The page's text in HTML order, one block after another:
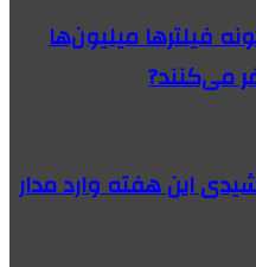
فیلترها میلیون‌ها
می‌کنند?
این هفته وارد مدار